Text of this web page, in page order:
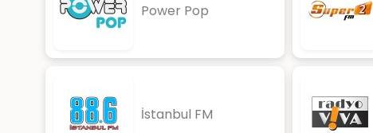
Power Pop
İstanbul FM